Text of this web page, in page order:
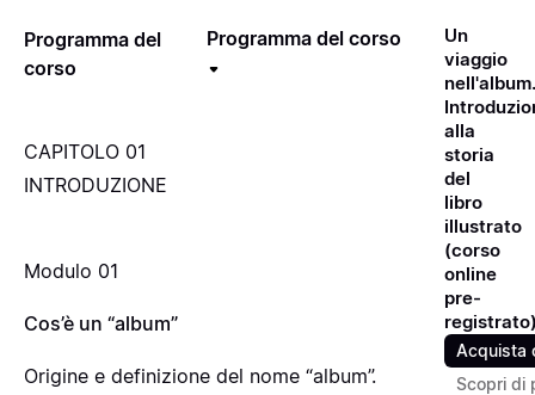
Programma del
corso
Programma del corso
CAPITOLO 01
INTRODUZIONE
Modulo 01
Cos’è un “album”
Origine e definizione del nome “album”.
Un
viaggio
nell'album.
alla
storia
del
libro
illustrato
(corso
online
pre-
Acquista
Scopri di